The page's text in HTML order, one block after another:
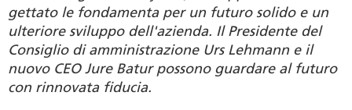
gettato le fondamenta per un futuro solido e un
ulteriore sviluppo dell'azienda. Il Presidente del
Consiglio di amministrazione Urs Lehmann e il
nuovo CEO Jure Batur possono guardare al futuro
con rinnovata fiducia.